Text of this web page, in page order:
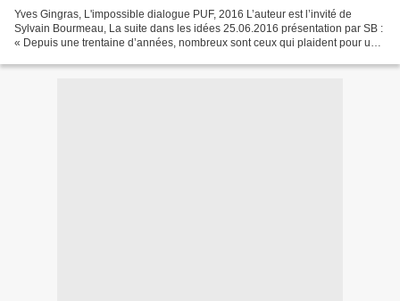
Yves Gingras, L'impossible dialogue PUF, 2016 L’auteur est l’invité de
Sylvain Bourmeau, La suite dans les idées 25.06.2016 présentation par SB :
« Depuis une trentaine d’années, nombreux sont ceux qui plaident pour une